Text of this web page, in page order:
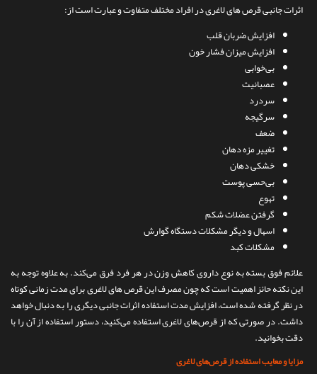
تماس با ما
اثرات جانبی قرص های لاغری در افراد مختلف متفاوت و عبارت است از:
افزایش ضربان قلب
افزایش میزان فشار خون
بی‌خوابی
عصبانیت
سردرد
سرگیجه
ضعف
تغییر مزه دهان
خشکی دهان
بی‌حسی پوست
تهوع
گرفتن عضلات شکم
اسهال و دیگر مشکلات دستگاه گوارش
مشکلات کبد
علائم فوق بسته به نوع داروی کاهش وزن در هر فرد فرق می‌کند. به علاوه توجه به
این نکته حائز اهمیت است که چون مصرف این قرص های لاغری برای مدت زمانی کوتاه
در نظر گرفته شده است، افزایش مدت استفاده اثرات جانبی دیگری را به دنبال خواهد
داشت. در صورتی که از قرص‌های لاغری استفاده می‌کنید، دستور استفاده از آن را با
دقت بخوانید.
مزایا و معایب استفاده از قرص‌های لاغری